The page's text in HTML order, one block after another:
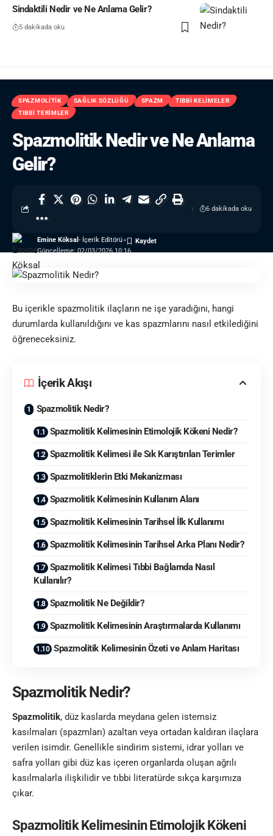
Sindaktili Nedir ve Ne Anlama Gelir?
5 dakikada oku
SPAZMOLITIK SAĞLIK SÖZLÜĞÜ SPAZM
TIBBI KELIMELER
TIBBI TERIMLER
Spazmolitik Nedir ve Ne Anlama
Gelir?
Güncelleme: 02/03/2026 10:16
Emine Köksal - İçerik Editörü
6 dakikada oku
Bu içerikle spazmolitik ilaçların ne işe yaradığını, hangi
durumlarda kullanıldığını ve kas spazmlarını nasıl etkilediğini
öğreneceksiniz.
İçerik Akışı
Spazmolitik Nedir?
Spazmolitik Kelimesinin Etimolojik Kökeni Nedir?
Spazmolitik Kelimesi ile Sık Karıştırılan Terimler
Spazmolitiklerin Etki Mekanizması
Spazmolitik Kelimesinin Kullanım Alanı
Spazmolitik Kelimesinin Tarihsel İlk Kullanımı
Spazmolitik Kelimesinin Tarihsel Arka Planı Nedir?
Spazmolitik Kelimesi Tıbbi Bağlamda Nasıl
Kullanılır?
Spazmolitik Ne Değildir?
Spazmolitik Kelimesinin Araştırmalarda Kullanımı
Spazmolitik Kelimesinin Özeti ve Anlam Haritası
Spazmolitik Nedir?
Spazmolitik, düz kaslarda meydana gelen istemsiz
kasılmaları (spazmları) azaltan veya ortadan kaldıran ilaçlara
verilen isimdir. Genellikle sindirim sistemi, idrar yolları ve
safra yolları gibi düz kas içeren organlarda oluşan ağrılı
kasılmalarla ilişkilidir ve tıbbi literatürde sıkça karşımıza
çıkar.
Spazmolitik Kelimesinin Etimolojik Kökeni